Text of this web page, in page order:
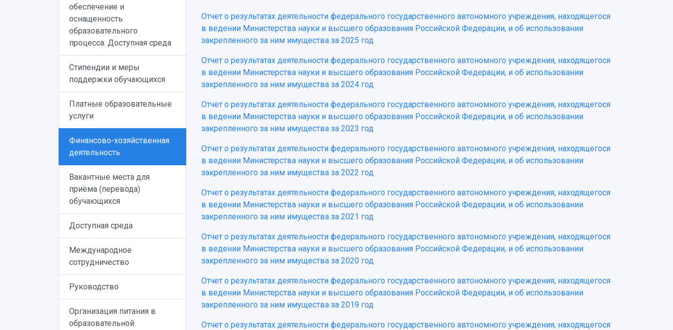
обеспечение и
оснащенность
образовательного
процесса. Доступная среда
Стипендии и меры
поддержки обучающихся
Платные образовательные
услуги
Финансово-хозяйственная
деятельность
Вакантные места для
приёма (перевода)
обучающихся
Доступная среда
Международное
сотрудничество
Руководство
Организация питания в
образовательной
Отчет о результатах деятельности федерального государственного автономного учреждения, находящегося
в ведении Министерства науки и высшего образования Российской Федерации, и об использовании
закрепленного за ним имущества за 2025 год
Отчет о результатах деятельности федерального государственного автономного учреждения, находящегося
в ведении Министерства науки и высшего образования Российской Федерации, и об использовании
закрепленного за ним имущества за 2024 год
Отчет о результатах деятельности федерального государственного автономного учреждения, находящегося
в ведении Министерства науки и высшего образования Российской Федерации, и об использовании
закрепленного за ним имущества за 2023 год
Отчет о результатах деятельности федерального государственного автономного учреждения, находящегося
в ведении Министерства науки и высшего образования Российской Федерации, и об использовании
закрепленного за ним имущества за 2022 год
Отчет о результатах деятельности федерального государственного автономного учреждения, находящегося
в ведении Министерства науки и высшего образования Российской Федерации, и об использовании
закрепленного за ним имущества за 2021 год
Отчет о результатах деятельности федерального государственного автономного учреждения, находящегося
в ведении Министерства науки и высшего образования Российской Федерации, и об использовании
закрепленного за ним имущества за 2020 год
Отчет о результатах деятельности федерального государственного автономного учреждения, находящегося
в ведении Министерства науки и высшего образования Российской Федерации, и об использовании
закрепленного за ним имущества за 2019 год
Отчет о результатах деятельности федерального государственного автономного учреждения, находящегося